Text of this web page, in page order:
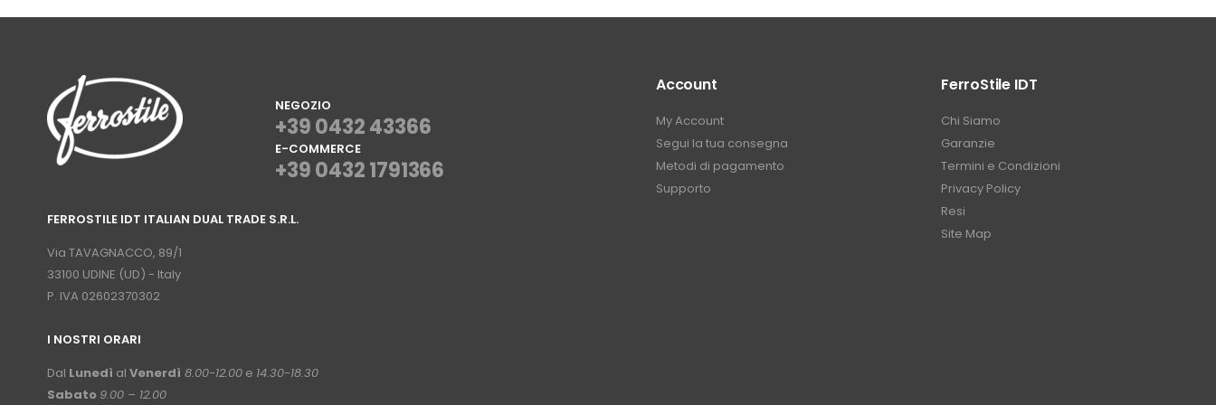
NEGOZIO
+39 0432 43366
E-COMMERCE
+39 0432 1791366
FERROSTILE IDT ITALIAN DUAL TRADE S.R.L.
Via TAVAGNACCO, 89/1
33100 UDINE (UD) - Italy
P. IVA 02602370302
I NOSTRI ORARI
Dal Lunedì al Venerdì 8.00-12.00 e 14.30-18.30
Sabato 9.00 – 12.00
Account
My Account
Segui la tua consegna
Metodi di pagamento
Supporto
FerroStile IDT
Chi Siamo
Garanzie
Termini e Condizioni
Privacy Policy
Resi
Site Map